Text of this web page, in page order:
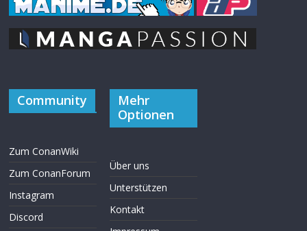
Community
Zum ConanWiki
Zum ConanForum
Instagram
Discord
Mehr
Optionen
Über uns
Unterstützen
Kontakt